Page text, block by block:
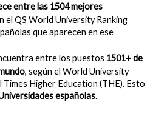
entre las 1504 mejores
el QS World University Ranking
que aparecen en ese
entre los puestos 1501+ de
, según el World University
Higher Education (THE). Esto
españolas.